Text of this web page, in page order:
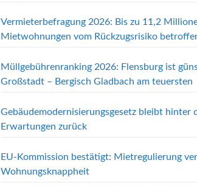
Vermieterbefragung 2026: Bis zu 11,2
Mietwohnungen vom Rückzugsrisiko
Müllgebührenranking 2026: Flensburg ist
Großstadt – Bergisch Gladbach am teuersten
Gebäudemodernisierungsgesetz bleibt hinter
Erwartungen zurück
EU-Kommission bestätigt: Mietregulierung
Wohnungsknappheit